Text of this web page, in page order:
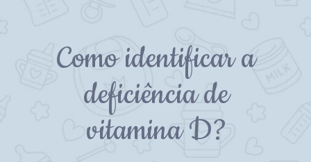
Como identificar a
deficiência de
vitamina D?